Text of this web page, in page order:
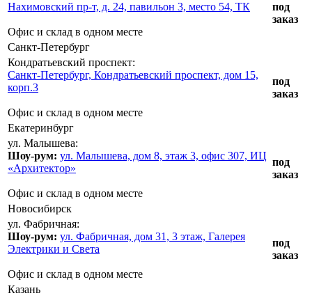
Нахимовский пр-т, д. 24, павильон 3, место 54, ТК
Офис и склад в одном месте
под
заказ
Санкт-Петербург
Кондратьевский проспект:
Санкт-Петербург, Кондратьевский проспект, дом 15,
корп.3
Офис и склад в одном месте
под
заказ
Екатеринбург
ул. Малышева:
Шоу-рум: ул. Малышева, дом 8, этаж 3, офис 307, ИЦ
«Архитектор»
Офис и склад в одном месте
под
заказ
Новосибирск
ул. Фабричная:
Шоу-рум: ул. Фабричная, дом 31, 3 этаж, Галерея
Электрики и Света
Офис и склад в одном месте
под
заказ
Казань